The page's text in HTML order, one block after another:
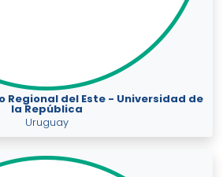
Regional del Este - Universidad de
la República
Uruguay